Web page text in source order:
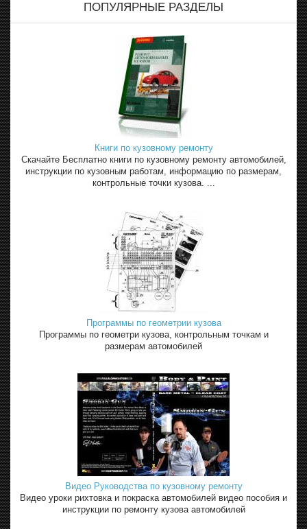
ПОПУЛЯРНЫЕ РАЗДЕЛЫ
Книги по кузовному ремонту
Скачайте Бесплатно книги по кузовному ремонту автомобилей,
инструкции по кузовным работам, информацию по размерам,
контрольные точки кузова. ...
Программы по геометрии кузова
Программы по геометри кузова, контрольным точкам и
размерам автомобилей
Видео Руководства по кузовному ремонту
Видео уроки рихтовка и покраска автомобилей видео пособия и
инструкции по ремонту кузова автомобилей